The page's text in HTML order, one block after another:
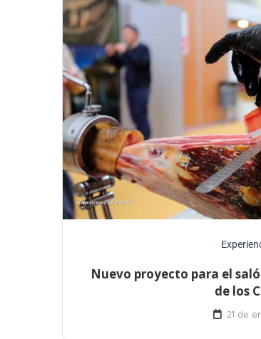
Nuevo proyecto para el
de los
21 de